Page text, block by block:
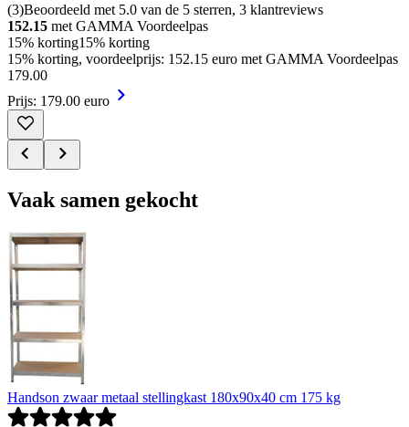
(3)Beoordeeld met 5.0 van de 5 sterren, 3 klantreviews
152.15 met GAMMA Voordeelpas
15% korting15% korting
15% korting, voordeelprijs: 152.15 euro met GAMMA Voordeelpas
179.00
Prijs: 179.00 euro
Vaak samen gekocht
Handson zwaar metaal stellingkast 180x90x40 cm 175 kg